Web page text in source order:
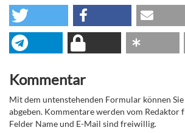
Kommentar
Mit dem untenstehenden Formular können
abgeben. Kommentare werden vom Redaktor
Felder Name und E-Mail sind freiwillig.